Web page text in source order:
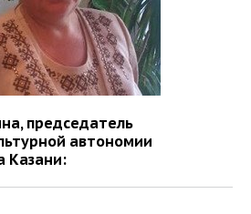
председатель
автономии
Казани: